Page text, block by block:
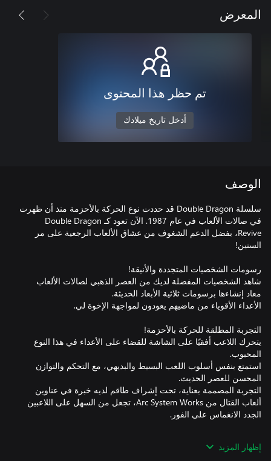
المعرض
تم حظر هذا المحتوى
أدخل تاريخ ميلادك
الوصف
سلسلة Double Dragon قد حددت نوع الحركة بالأحزمة منذ أن ظهرت
في صالات الألعاب في عام 1987. الآن تعود كـ Double Dragon
Revive، بفضل الدعم الشغوف من عشاق الألعاب الرجعية على مر
شاهد الشخصيات المفضلة لديك من العصر الذهبي لصالات الألعاب
يتحرك اللاعب أفقيًا على الشاشة للقضاء على الأعداء في هذا النوع
استمتع بنفس أسلوب اللعب البسيط والبديهي، مع التحكم والتوازن
التجربة المصممة بعناية، تحت إشراف طاقم لديه خبرة في عناوين
ألعاب القتال من Arc System Works، تجعل من السهل على اللاعبين
إظهار المزيد